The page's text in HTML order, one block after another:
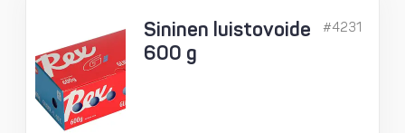
Sininen luistovoide
600 g
#4231